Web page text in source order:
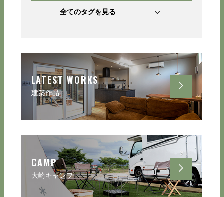
全てのタグを見る
LATEST WORKS
建築作品
CAMP
大崎キャンプ